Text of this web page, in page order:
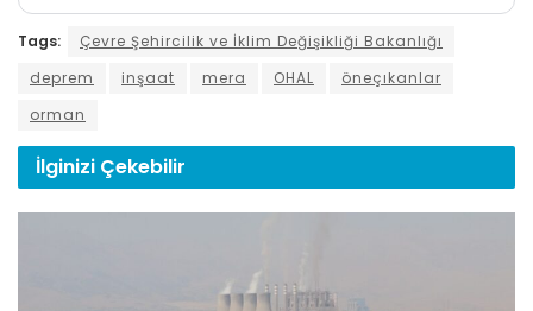
Tags:
Çevre Şehircilik ve İklim Değişikliği Bakanlığı
deprem
inşaat mera OHAL
öneçıkanlar
orman
İlginizi Çekebilir